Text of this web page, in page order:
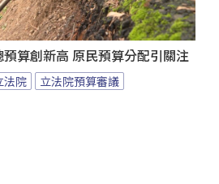
預算創新高 原民預算分配引關注
法院 立法院預算審議